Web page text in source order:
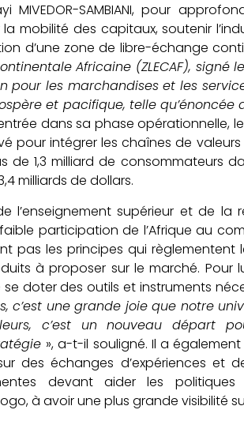
MIVEDOR-SAMBIANI, pour
la mobilité des capitaux, soutenir
d’une zone de libre-échange
Africaine (ZLECAF), signé
pour les marchandises et les
et pacifique, telle qu’énoncée
dans sa phase opérationnelle, le
pour intégrer les chaînes de
de 1,3 milliard de consommateurs
milliards de dollars.
l’enseignement supérieur et de la
participation de l’Afrique au
pas les principes qui
à proposer sur le marché. Pour
doter des outils et instruments
c’est une grande joie que notre
c’est un nouveau départ
», a-t-il souligné. Il a
des échanges d’expériences et
devant aider les
à avoir une plus grande visibilité